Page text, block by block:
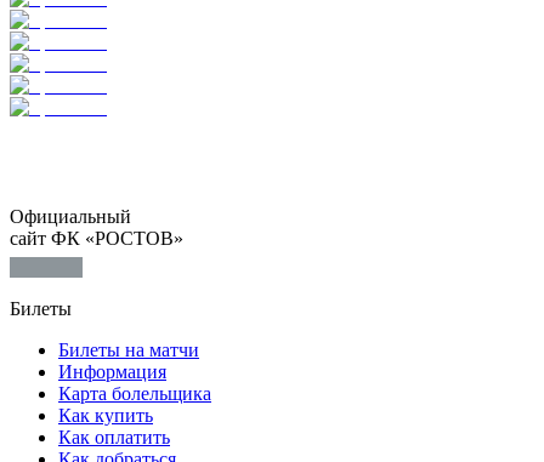
Официальный
сайт ФК «РОСТОВ»
Билеты
Билеты на матчи
Информация
Карта болельщика
Как купить
Как оплатить